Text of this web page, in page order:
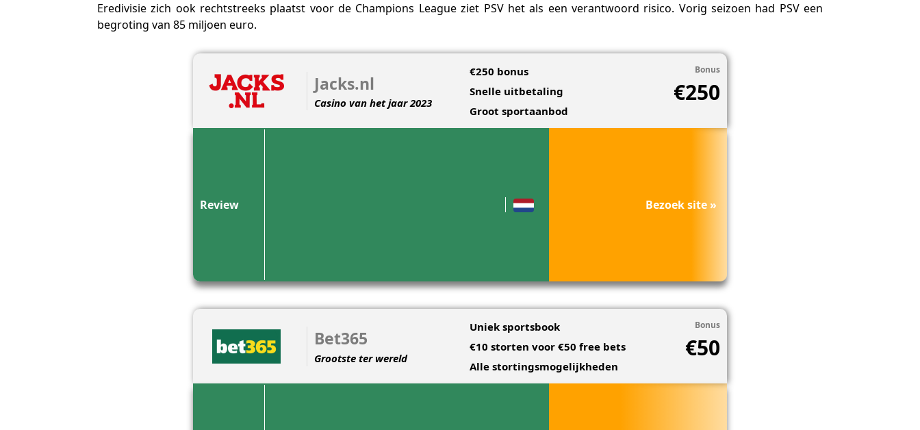
Eredivisie zich ook rechtstreeks plaatst voor de Champions League ziet PSV het als een verantwoord risico. Vorig seizoen had PSV een
begroting van 85 miljoen euro.
Jacks.nl
Casino van het jaar 2023
€250 bonus
Snelle uitbetaling
Groot sportaanbod
Bonus
€250
Review Bezoek site »
Bet365
Grootste ter wereld
Uniek sportsbook
€10 storten voor €50 free bets
Alle stortingsmogelijkheden
Bonus
€50